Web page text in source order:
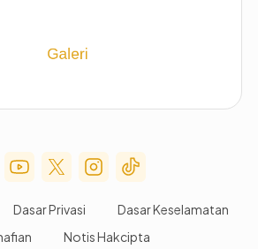
Menu
Dasar Privasi
Dasar Keselamatan
Notis Hakcipta